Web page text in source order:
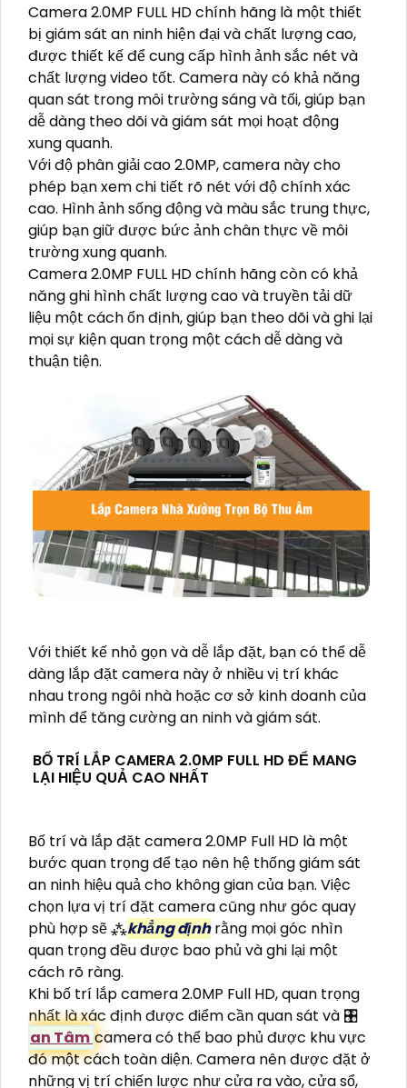
Camera 2.0MP FULL HD chính hãng là một thiết
bị giám sát an ninh hiện đại và chất lượng cao,
được thiết kế để cung cấp hình ảnh sắc nét và
chất lượng video tốt. Camera này có khả năng
quan sát trong môi trường sáng và tối, giúp bạn
dễ dàng theo dõi và giám sát mọi hoạt động
xung quanh.
Với độ phân giải cao 2.0MP, camera này cho
phép bạn xem chi tiết rõ nét với độ chính xác
cao. Hình ảnh sống động và màu sắc trung thực,
giúp bạn giữ được bức ảnh chân thực về môi
trường xung quanh.
Camera 2.0MP FULL HD chính hãng còn có khả
năng ghi hình chất lượng cao và truyền tải dữ
liệu một cách ổn định, giúp bạn theo dõi và ghi lại
mọi sự kiện quan trọng một cách dễ dàng và
thuận tiện.
Với thiết kế nhỏ gọn và dễ lắp đặt, bạn có thể dễ
dàng lắp đặt camera này ở nhiều vị trí khác
nhau trong ngôi nhà hoặc cơ sở kinh doanh của
mình để tăng cường an ninh và giám sát.
BỐ TRÍ LẮP CAMERA 2.0MP FULL HD ĐỂ MANG
LẠI HIỆU QUẢ CAO NHẤT
Bố trí và lắp đặt camera 2.0MP Full HD là một
bước quan trọng để tạo nên hệ thống giám sát
an ninh hiệu quả cho không gian của bạn. Việc
chọn lựa vị trí đặt camera cũng như góc quay
phù hợp sẽ ⁂khẳng địnhrằng mọi góc nhìn
quan trọng đều được bao phủ và ghi lại một
cách rõ ràng.
Khi bố trí lắp camera 2.0MP Full HD, quan trọng
nhất là xác định được điểm cần quan sát và 🎛
an Tâm camera có thể bao phủ được khu vực
đó một cách toàn diện. Camera nên được đặt ở
những vị trí chiến lược như cửa ra vào, cửa sổ,